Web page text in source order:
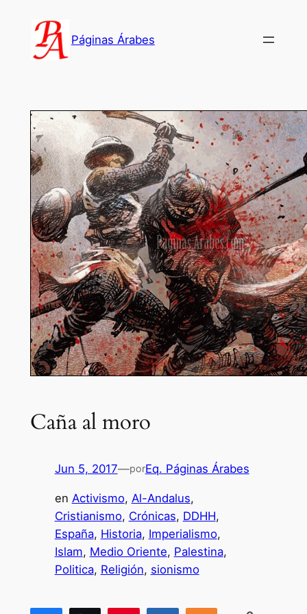
contenido
Páginas Árabes
Caña al moro
Jun 5, 2017—porEq. Páginas Árabes
en Activismo, Al-Andalus
Cristianismo, Crónicas, DDHH
España, Historia, Imperialismo
Islam, Medio Oriente, Palestina
Politica, Religión, sionismo